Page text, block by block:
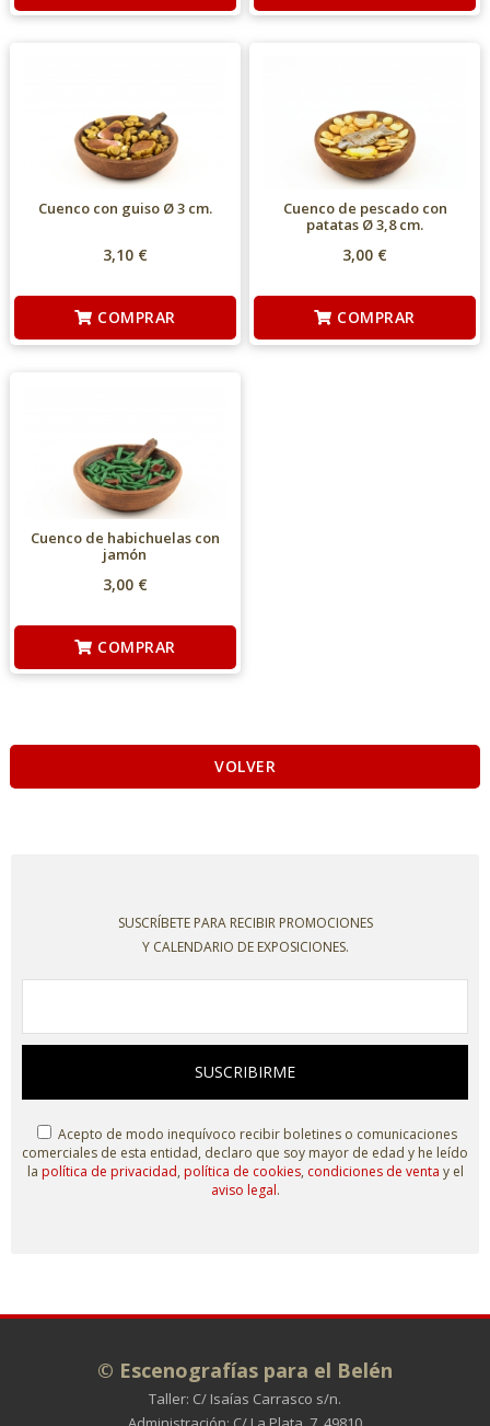
Cuenco con guiso Ø 3 cm.
3,10 €
COMPRAR
Cuenco de pescado con
patatas Ø 3,8 cm.
3,00 €
COMPRAR
Cuenco de habichuelas con
jamón
3,00 €
COMPRAR
VOLVER
SUSCRÍBETE PARA RECIBIR PROMOCIONES
Y CALENDARIO DE EXPOSICIONES.
SUSCRIBIRME
Acepto de modo inequívoco recibir boletines o comunicaciones
comerciales de esta entidad, declaro que soy mayor de edad y he leído
la política de privacidad, política de cookies, condiciones de venta y el
aviso legal.
© Escenografías para el Belén
Taller: C/ Isaías Carrasco s/n.